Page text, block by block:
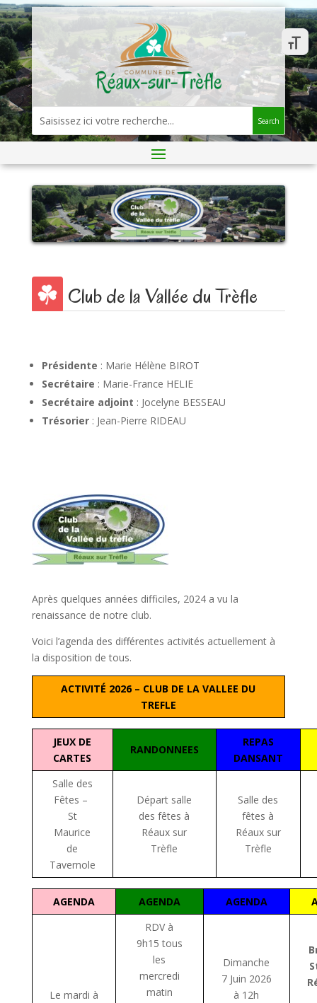
Search
Club de la Vallée du Trèfle
Présidente : Marie Hélène BIROT
Secrétaire : Marie-France HELIE
Secrétaire adjoint : Jocelyne BESSEAU
Trésorier : Jean-Pierre RIDEAU
Après quelques années difficiles, 2024 a vu la
renaissance de notre club.
Voici l’agenda des différentes activités actuellement à
la disposition de tous.
ACTIVITÉ 2026 – CLUB DE LA VALLEE DU
TREFLE
JEUX DE
CARTES
RANDONNEES
REPAS
DANSANT
Salle des
Fêtes –
St
Maurice
de
Tavernole
Départ salle
des fêtes à
Réaux sur
Trèfle
Salle des
fêtes à
Réaux sur
Trèfle
AGENDA AGENDA AGENDA
Le mardi à
RDV à
9h15 tous
les
mercredi
matin
Dimanche
7 Juin 2026
à 12h